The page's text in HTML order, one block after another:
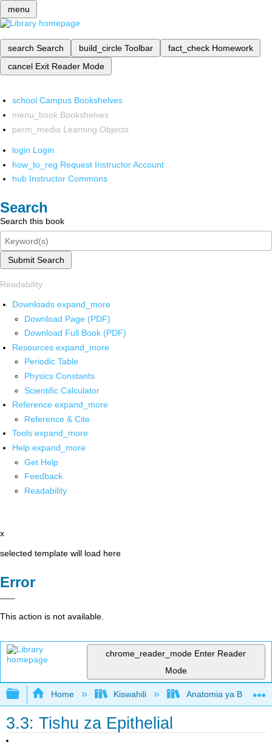
menu
search Search build_circle Toolbar fact_check Homework
cancel Exit Reader Mode
school Campus Bookshelves
menu_book Bookshelves
perm_media Learning Objects
login Login
how_to_reg Request Instructor Account
hub Instructor Commons
Search
Search this book
Submit Search
Readability
Downloads expand_more
Download Page (PDF)
Download Full Book (PDF)
Resources expand_more
Periodic Table
Physics Constants
Scientific Calculator
Reference expand_more
Reference & Cite
Tools expand_more
Help expand_more
Get Help
Feedback
Readability
x
selected template will load here
Error
This action is not available.
chrome_reader_mode Enter Reader
Mode
Expand/collapse global hierarchy
Home Kiswahili Anatomia ya
3.3: Tishu za Epithelial